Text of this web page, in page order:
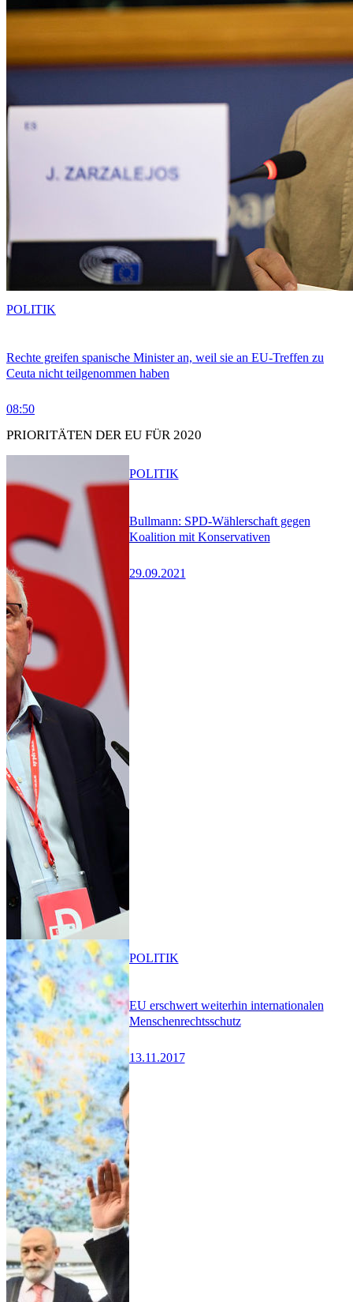
Rechte greifen spanische Minister an, weil sie an EU-Treffen zu
Ceuta nicht teilgenommen haben
08:50
POLITIK
PRIORITÄTEN DER EU FÜR 2020
Bullmann: SPD-Wählerschaft gegen
Koalition mit Konservativen
29.09.2021
POLITIK
EU erschwert weiterhin internationalen
Menschenrechtsschutz
13.11.2017
POLITIK